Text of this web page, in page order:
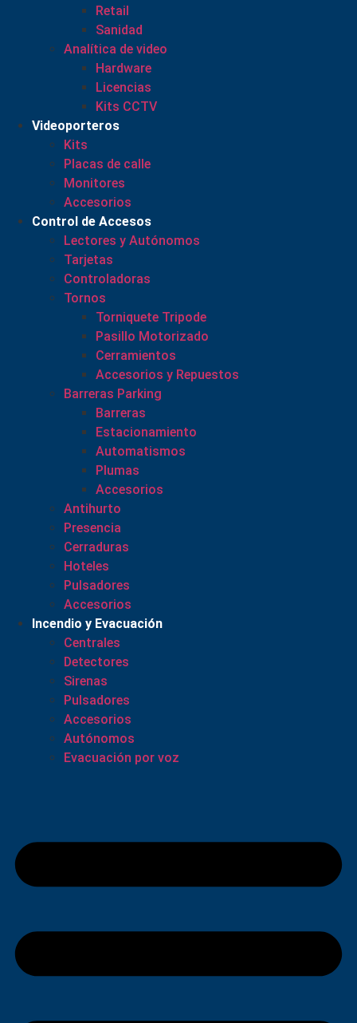
Retail
Sanidad
Analítica de video
Hardware
Licencias
Kits CCTV
Videoporteros
Kits
Placas de calle
Monitores
Accesorios
Control de Accesos
Lectores y Autónomos
Tarjetas
Controladoras
Tornos
Torniquete Tripode
Pasillo Motorizado
Cerramientos
Accesorios y Repuestos
Barreras Parking
Barreras
Estacionamiento
Automatismos
Plumas
Accesorios
Antihurto
Presencia
Cerraduras
Hoteles
Pulsadores
Accesorios
Incendio y Evacuación
Centrales
Detectores
Sirenas
Pulsadores
Accesorios
Autónomos
Evacuación por voz